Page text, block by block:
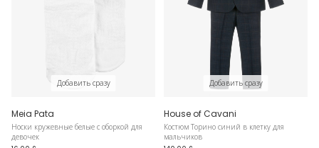
Добавить сразу
Meia Pata
Носки кружевные белые с оборкой для
девочек
Добавить сразу
House of Cavani
Костюм Торино синий в клетку для
мальчиков